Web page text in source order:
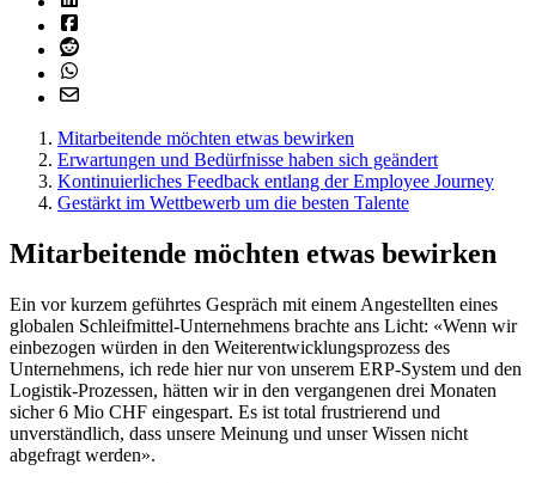
Mitarbeitende möchten etwas bewirken
Erwartungen und Bedürfnisse haben sich geändert
Kontinuierliches Feedback entlang der Employee Journey
Gestärkt im Wettbewerb um die besten Talente
Mitarbeitende möchten etwas bewirken
Ein vor kurzem geführtes Gespräch mit einem Angestellten eines
globalen Schleifmittel-Unternehmens brachte ans Licht: «Wenn wir
einbezogen würden in den Weiterentwicklungsprozess des
Unternehmens, ich rede hier nur von unserem ERP-System und den
Logistik-Prozessen, hätten wir in den vergangenen drei Monaten
sicher 6 Mio CHF eingespart. Es ist total frustrierend und
unverständlich, dass unsere Meinung und unser Wissen nicht
abgefragt werden».